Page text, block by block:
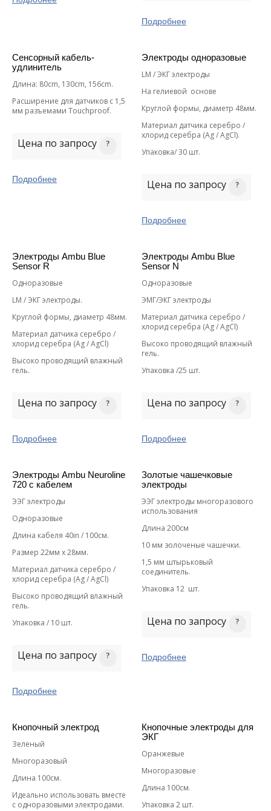
Подробнее
Сенсорный кабель-
удлинитель
Длина: 80cm, 130cm, 156cm.
Расширение для датчиков с 1,5
мм разъемами Touchproof.
Цена по запросу
Подробнее
Электроды одноразовые
LM / ЭКГ электроды
На гелиевой основе
Круглой формы, диаметр 48мм.
Материал датчика серебро /
хлорид серебра (Ag / AgCl).
Упаковка/ 30 шт.
Цена по запросу
Подробнее
Электроды Ambu Blue
Sensor R
Одноразовые
LM / ЭКГ электроды.
Круглой формы, диаметр 48мм.
Материал датчика серебро /
хлорид серебра (Ag / AgCl)
Высоко проводящий влажный
гель.
Цена по запросу
Подробнее
Электроды Ambu Blue
Sensor N
Одноразовые
ЭМГ/ЭКГ электроды
Материал датчика серебро /
хлорид серебра (Ag / AgCl)
Высоко проводящий влажный
гель.
Упаковка /25 шт.
Цена по запросу
Подробнее
Электроды Ambu Neuroline
720 с кабелем
ЭЭГ электроды
Одноразовые
Длина кабеля 40in / 100см.
Размер 22мм х 28мм.
Материал датчика серебро /
хлорид серебра (Ag / AgCl)
Высоко проводящий влажный
гель.
Упаковка / 10 шт.
Цена по запросу
Подробнее
Золотые чашечковые
электроды
ЭЭГ электроды многоразового
использования
Длина 200см
10 мм золоченые чашечки.
1,5 мм штырьковый
соединитель.
Упаковка 12 шт.
Цена по запросу
Подробнее
Кнопочный электрод
Зеленый
Многоразовый
Длина 100см.
Идеально использовать вместе
с одноразовыми электродами.
Кнопочные электроды для
ЭКГ
Оранжевые
Многоразовые
Длина 100см.
Упаковка 2 шт.